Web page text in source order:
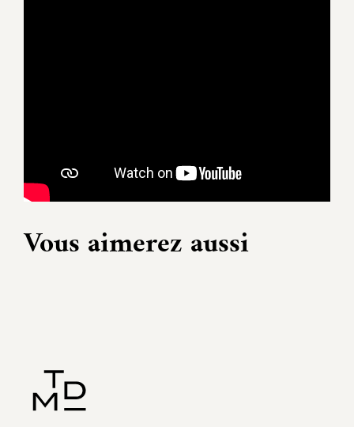
Vous aimerez aussi